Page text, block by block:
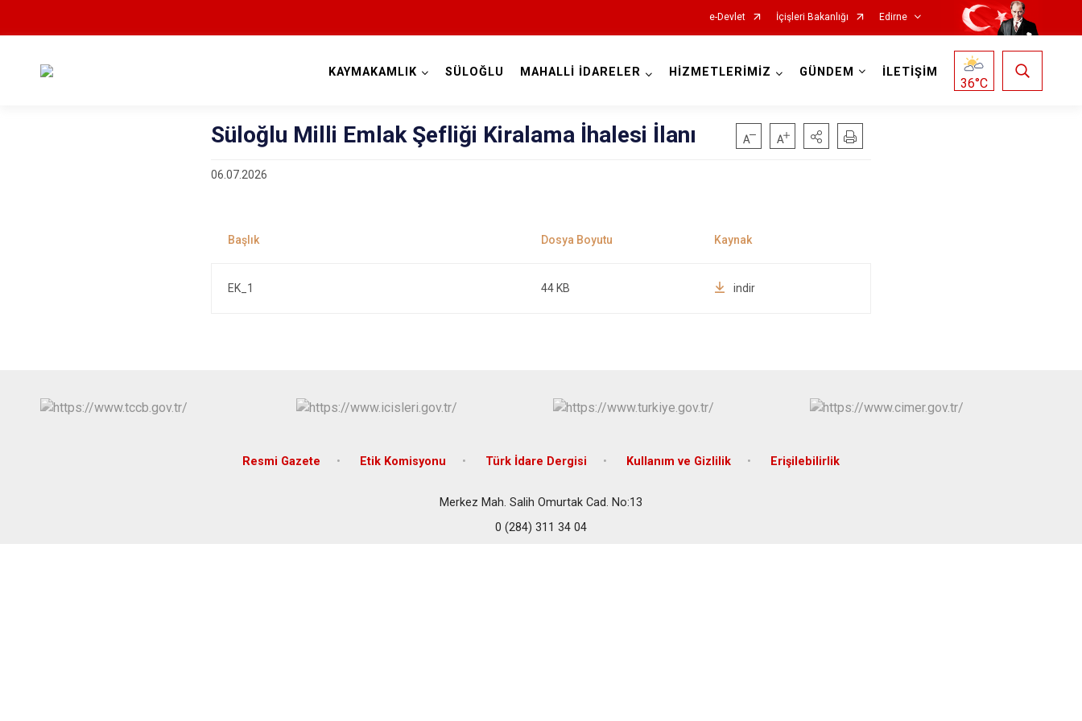
e-Devlet İçişleri Bakanlığı Edirne
Süloğlu
KAYMAKAMLIK SÜLOĞLU MAHALLİ İDARELER HİZMETLERİMİZ GÜNDEM İLETİŞİM
36°C
Süloğlu Milli Emlak Şefliği Kiralama İhalesi İlanı
06.07.2026
EK_1 44 KB indir
Resmi Gazete Etik Komisyonu Türk İdare Dergisi Kullanım ve Gizlilik Erişilebilirlik
Merkez Mah. Salih Omurtak Cad. No:13
0 (284) 311 34 04